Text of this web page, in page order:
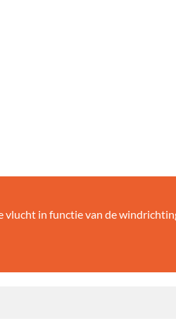
in functie van de